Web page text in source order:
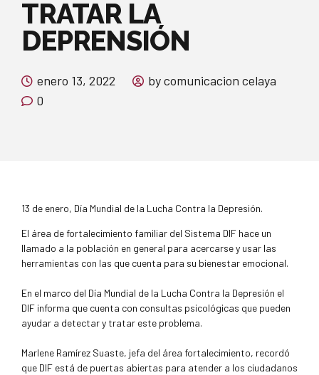
TRATAR LA
DEPRENSIÓN
enero 13, 2022
by comunicacion celaya
0
13 de enero, Día Mundial de la Lucha Contra la Depresión.
El área de fortalecimiento familiar del Sistema DIF hace un
llamado a la población en general para acercarse y usar las
herramientas con las que cuenta para su bienestar emocional.
En el marco del Día Mundial de la Lucha Contra la Depresión el
DIF informa que cuenta con consultas psicológicas que pueden
ayudar a detectar y tratar este problema.
Marlene Ramírez Suaste, jefa del área fortalecimiento, recordó
que DIF está de puertas abiertas para atender a los ciudadanos